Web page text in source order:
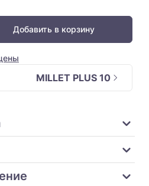
Добавить в корзину
MILLET PLUS 10